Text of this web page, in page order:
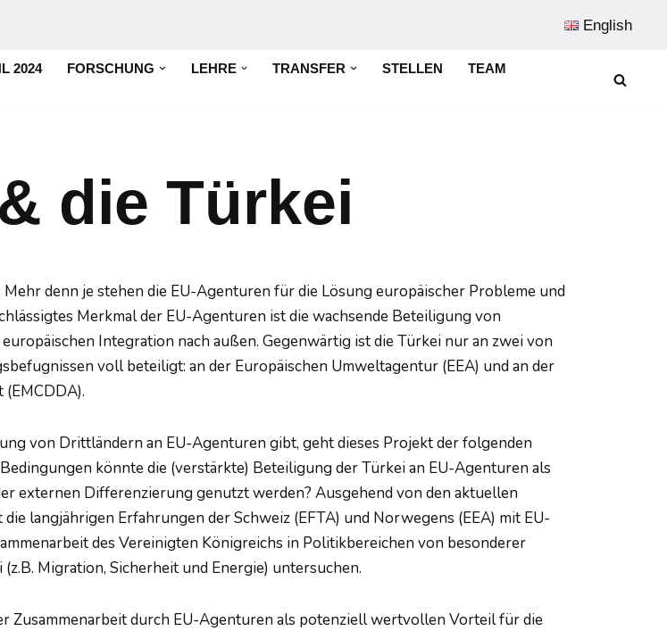
English
2024 FORSCHUNG LEHRE TRANSFER STELLEN
TEAM
die Türkei
denn je stehen die EU-Agenturen für die Lösung europäischer Probleme und
Merkmal der EU-Agenturen ist die wachsende Beteiligung von
Integration nach außen. Gegenwärtig ist die Türkei nur an zwei von
voll beteiligt: an der Europäischen Umweltagentur (EEA) und an der
von Drittländern an EU-Agenturen gibt, geht dieses Projekt der folgenden
könnte die (verstärkte) Beteiligung der Türkei an EU-Agenturen als
externen Differenzierung genutzt werden? Ausgehend von den aktuellen
langjährigen Erfahrungen der Schweiz (EFTA) und Norwegens (EEA) mit EU-
des Vereinigten Königreichs in Politikbereichen von besonderer
Migration, Sicherheit und Energie) untersuchen.
Zusammenarbeit durch EU-Agenturen als potenziell wertvollen Vorteil für die